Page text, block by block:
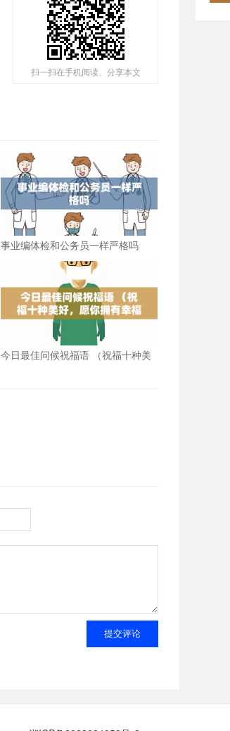
扫一扫在手机阅读、分享本文
事业编体检和公务员一样严格吗
今日最佳问候祝福语 （祝福十种美
提交评论